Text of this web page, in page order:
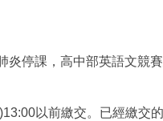
炎停課，高中部英語文競
以前繳交。已經繳交